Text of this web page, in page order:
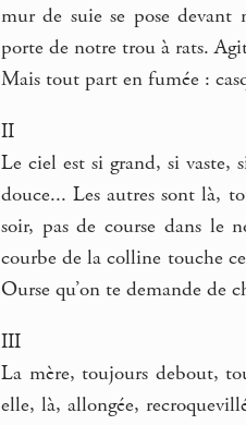
mur de suie se pose
porte de notre trou à rats.
Mais tout part en fumée :
II
Le ciel est si grand, si vaste,
douce... Les autres sont là,
soir, pas de course dans le
courbe de la colline touche
Ourse qu’on te demande de
III
La mère, toujours debout,
elle, là, allongée,